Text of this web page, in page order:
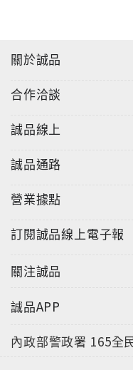
關於誠品
合作洽談
誠品線上
誠品通路
營業據點
訂閱誠品線上電子報
關注誠品
誠品APP
內政部警政署 165全